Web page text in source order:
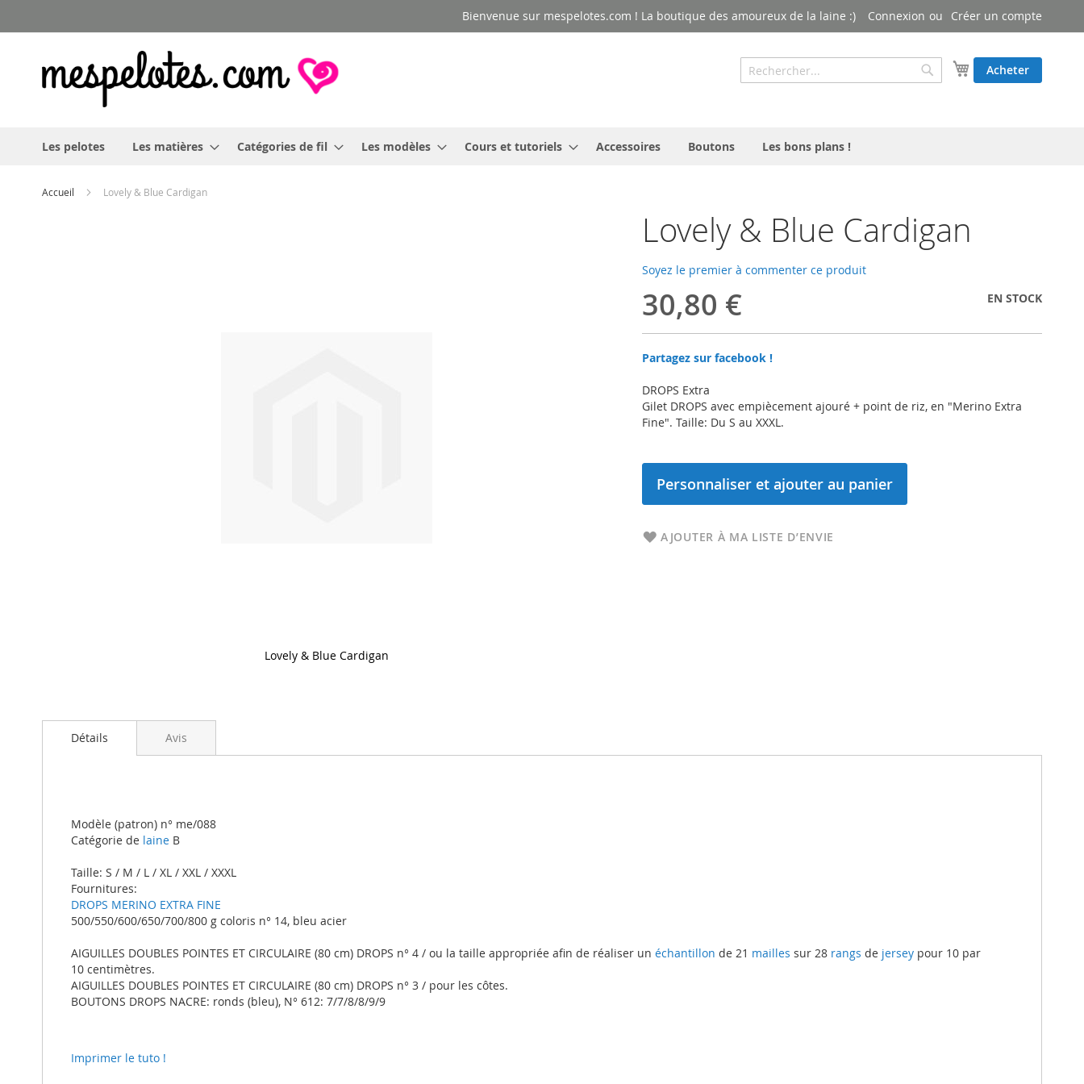
au
Bienvenue sur mespelotes.com ! La boutique des amoureux de la laine :) Connexion Créer un compte
Mon panier
Acheter
Rechercher
Rechercher
Les pelotes Les matières Catégories de fil Les modèles Cours et tutoriels Accessoires Boutons Les bons plans !
Accueil Lovely & Blue Cardigan
Lovely & Blue Cardigan
Soyez le premier à commenter ce produit
30,80 € EN STOCK
Partagez sur facebook !
DROPS Extra
Gilet DROPS avec empiècement ajouré + point de riz, en "Merino Extra
Fine". Taille: Du S au XXXL.
Personnaliser et ajouter au panier
AJOUTER À MA LISTE D’ENVIE
Lovely & Blue Cardigan
beginning
Détails
Modèle (patron) n° me/088
Catégorie de laine B
Taille: S / M / L / XL / XXL / XXXL
Fournitures:
DROPS MERINO EXTRA FINE
500/550/600/650/700/800 g coloris n° 14, bleu acier
AIGUILLES DOUBLES POINTES ET CIRCULAIRE (80 cm) DROPS n° 4 / ou la taille appropriée afin de réaliser un échantillon de 21 mailles sur 28 rangs de jersey pour 10 par
10 centimètres.
AIGUILLES DOUBLES POINTES ET CIRCULAIRE (80 cm) DROPS n° 3 / pour les côtes.
BOUTONS DROPS NACRE: ronds (bleu), N° 612: 7/7/8/8/9/9
Imprimer le tuto !
Avis